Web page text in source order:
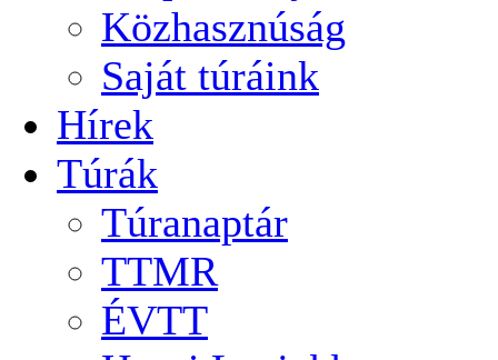
Közhasznúság
Saját túráink
Hírek
Túrák
Túranaptár
TTMR
ÉVTT